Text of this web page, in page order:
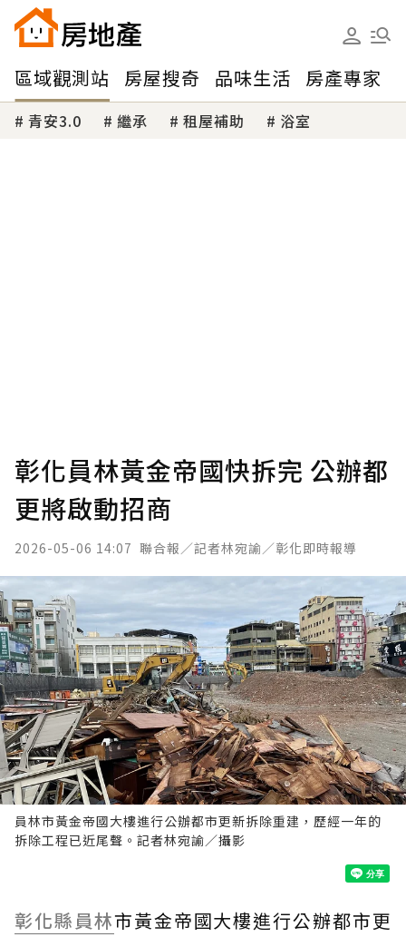
區域觀測站 房屋搜奇 品味生活 房產專家
青安3.0 繼承 租屋補助 浴室
彰化員林黃金帝國快拆完 公辦都
更將啟動招商
2026-05-06 14:07 聯合報／記者林宛諭／彰化即時報導
員林市黃金帝國大樓進行公辦都市更新拆除重建，歷經一年的
拆除工程已近尾聲。記者林宛諭／攝影
彰化縣 員林市黃金帝國大樓進行公辦都市更